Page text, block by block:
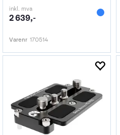
inkl. mva
2 639,-
Varenr 170514